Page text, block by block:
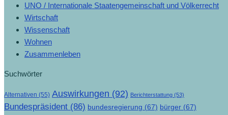
UNO / Internationale Staatengemeinschaft und Völkerrecht
Wirtschaft
Wissenschaft
Wohnen
Zusammenleben
Suchwörter
Alternativen (55) Auswirkungen (92) Berichterstattung (53)
Bundespräsident (86) bundesregierung (67) bürger (67)